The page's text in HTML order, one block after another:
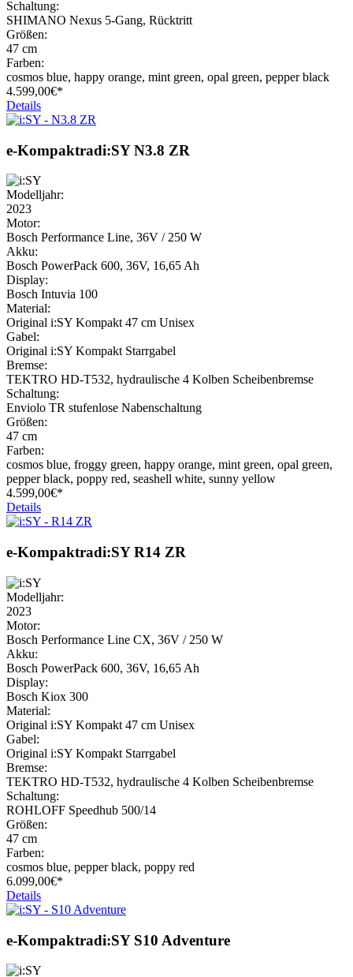
Schaltung:
SHIMANO Nexus 5-Gang, Rücktritt
Größen:
47 cm
Farben:
cosmos blue, happy orange, mint green, opal green, pepper black
4.599,00€*
Details
e-Kompaktradi:SYN3.8 ZR
Modelljahr:
2023
Motor:
Bosch Performance Line, 36V / 250 W
Akku:
Bosch PowerPack 600, 36V, 16,65 Ah
Display:
Bosch Intuvia 100
Material:
Original i:SY Kompakt 47 cm Unisex
Gabel:
Original i:SY Kompakt Starrgabel
Bremse:
TEKTRO HD-T532, hydraulische 4 Kolben Scheibenbremse
Schaltung:
Enviolo TR stufenlose Nabenschaltung
Größen:
47 cm
Farben:
cosmos blue, froggy green, happy orange, mint green, opal green,
pepper black, poppy red, seashell white, sunny yellow
4.599,00€*
Details
e-Kompaktradi:SYR14 ZR
Modelljahr:
2023
Motor:
Bosch Performance Line CX, 36V / 250 W
Akku:
Bosch PowerPack 600, 36V, 16,65 Ah
Display:
Bosch Kiox 300
Material:
Original i:SY Kompakt 47 cm Unisex
Gabel:
Original i:SY Kompakt Starrgabel
Bremse:
TEKTRO HD-T532, hydraulische 4 Kolben Scheibenbremse
Schaltung:
ROHLOFF Speedhub 500/14
Größen:
47 cm
Farben:
cosmos blue, pepper black, poppy red
6.099,00€*
Details
e-Kompaktradi:SY S10 Adventure